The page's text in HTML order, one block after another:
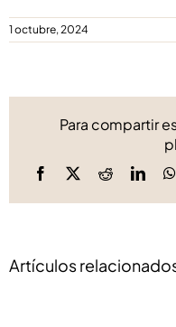
1 octubre, 2024
Para compartir
Facebook
X Reddit
Artículos